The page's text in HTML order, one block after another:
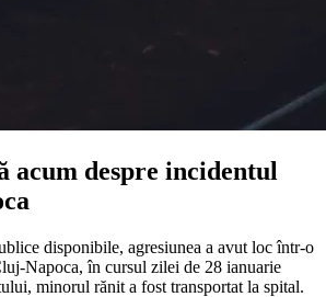
acum despre incidentul
disponibile, agresiunea a avut loc într-o
Napoca, în cursul zilei de 28 ianuarie
minorul rănit a fost transportat la spital.